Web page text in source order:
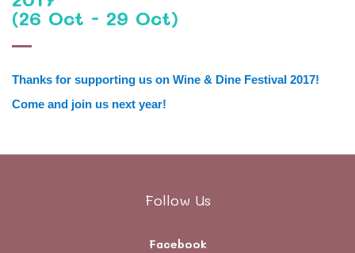
(26 Oct - 29 Oct)
Thanks for supporting us on Wine & Dine Festival 2017!
Come and join us next year!
Follow Us
Facebook